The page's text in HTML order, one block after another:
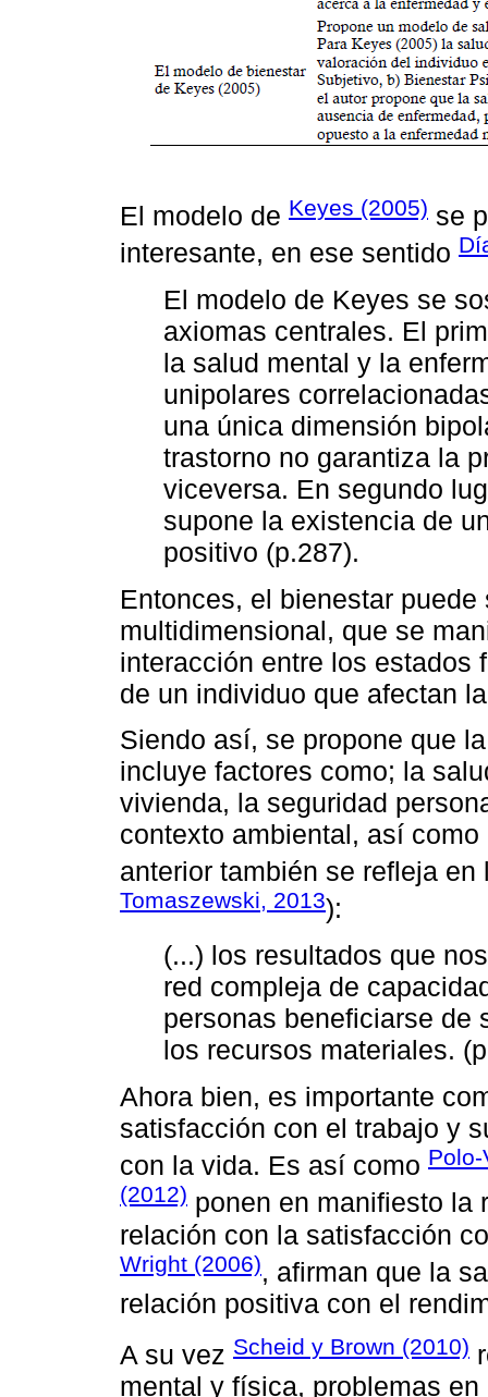
El modelo de Keyes (2005) se
interesante, en ese sentido
El modelo de Keyes se
axiomas centrales. El
la salud mental y la
unipolares
una única dimensión
trastorno no garantiza la
viceversa. En segundo
supone la existencia de
positivo (p.287).
Entonces, el bienestar
multidimensional, que se
interacción entre los estados
de un individuo que afectan
Siendo así, se propone que
incluye factores como; la
vivienda, la seguridad
contexto ambiental, así
anterior también se refleja
Tomaszewski, 2013):
(...) los resultados que
red compleja de
personas beneficiarse de
los recursos materiales.
Ahora bien, es importante
satisfacción con el trabajo y
con la vida. Es así como
(2012) ponen en manifiesto la
relación con la satisfacción
Wright (2006), afirman que la
relación positiva con el
A su vez Scheid y Brown (2010)
mental y física, problemas